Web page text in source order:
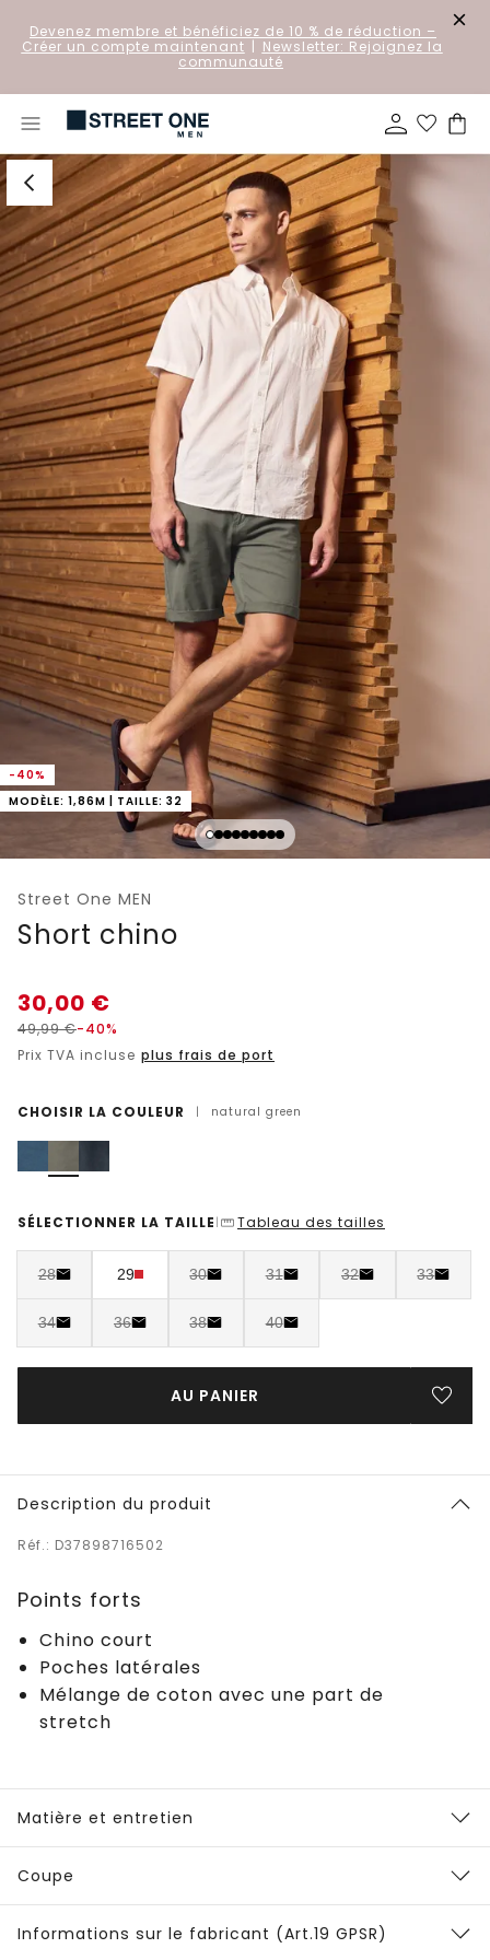
Devenez membre et bénéficiez de 10 % de réduction –
Créer un compte maintenant | Newsletter: Rejoignez la
communauté
-40%
MODÈLE: 1,86M | TAILLE: 32
Street One MEN
Short chino
30,00 €
49,99€-40%
Prix TVA incluse plus frais de port
CHOISIR LA COULEUR | natural green
SÉLECTIONNER LA TAILLE | Tableau des tailles
28 29 30 31 32 33
34 36 38 40
AU PANIER
Description du produit
Réf.: D37898716502
Points forts
Chino court
Poches latérales
Mélange de coton avec une part de
stretch
Matière et entretien
Coupe
Informations sur le fabricant (Art.19 GPSR)